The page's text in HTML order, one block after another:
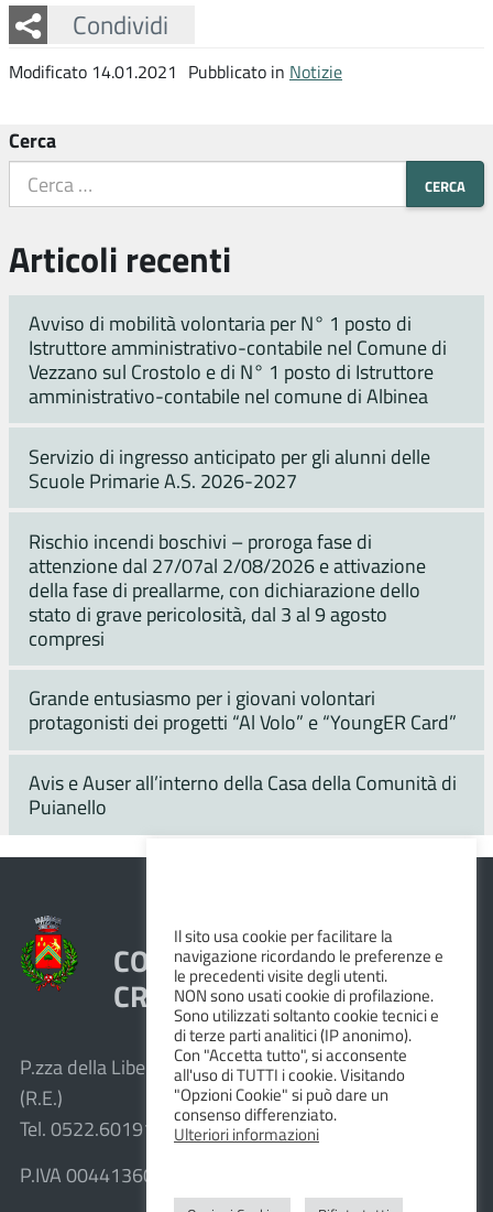
Condividi
Facebook
Twitter
Whatsapp
Modificato 14.01.2021 Pubblicato in Notizie
Cerca
Articoli recenti
Avviso di mobilità volontaria per N° 1 posto di
Istruttore amministrativo-contabile nel Comune di
Vezzano sul Crostolo e di N° 1 posto di Istruttore
amministrativo-contabile nel comune di Albinea
Servizio di ingresso anticipato per gli alunni delle
Scuole Primarie A.S. 2026-2027
Rischio incendi boschivi – proroga fase di
attenzione dal 27/07al 2/08/2026 e attivazione
della fase di preallarme, con dichiarazione dello
stato di grave pericolosità, dal 3 al 9 agosto
compresi
Grande entusiasmo per i giovani volontari
protagonisti dei progetti “Al Volo” e “YoungER Card”
Avis e Auser all’interno della Casa della Comunità di
Puianello
COMUNE DI VEZZANO SUL
CROSTOLO
P.zza della Libertà, 1 – 42030 Vezzano sul Crostolo
(R.E.)
Tel. 0522.601911 – Fax 0522.601947
P.IVA 00441360351
Il sito usa cookie per facilitare la
navigazione ricordando le preferenze e
le precedenti visite degli utenti.
NON sono usati cookie di profilazione.
Sono utilizzati soltanto cookie tecnici e
di terze parti analitici (IP anonimo).
Con "Accetta tutto", si acconsente
all'uso di TUTTI i cookie. Visitando
"Opzioni Cookie" si può dare un
consenso differenziato.
Ulteriori informazioni